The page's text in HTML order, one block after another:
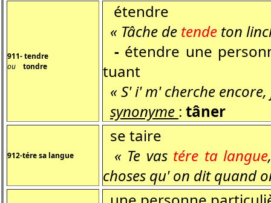
911- tendre
ou tondre
étendre
« Tâche de tende ton
- étendre une
tuant
« S' i' m' cherche
synonyme : tâner
912-tére sa langue
se taire
« Te vas tére ta langue
choses qu' on dit quand